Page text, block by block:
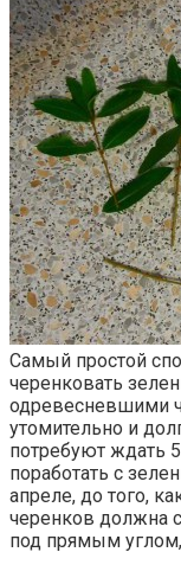
Самый простой
черенковать
одревесневшими
утомительно и
потребуют ждать
поработать с
апреле, до того,
черенков должна
под прямым